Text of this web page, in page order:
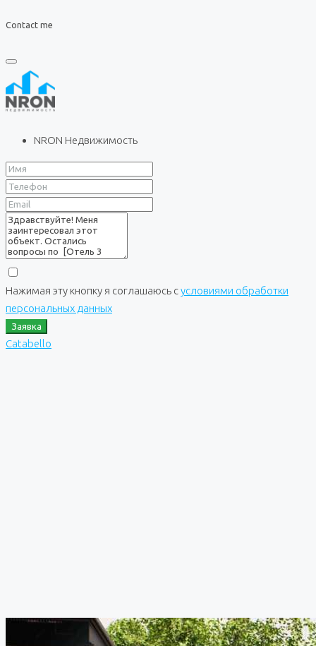
Contact me
NRON Недвижимость
Нажимая эту кнопку я соглашаюсь сусловиями обработки
персональных данных
Заявка
Catabello